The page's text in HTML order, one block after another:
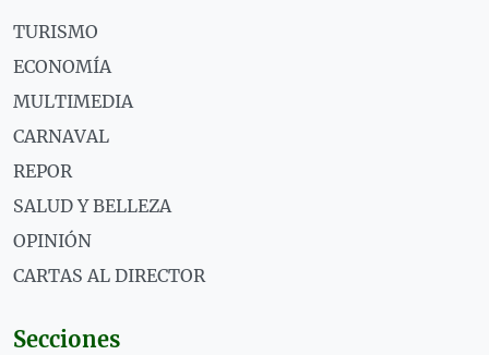
TURISMO
ECONOMÍA
MULTIMEDIA
CARNAVAL
REPOR
SALUD Y BELLEZA
OPINIÓN
CARTAS AL DIRECTOR
Secciones